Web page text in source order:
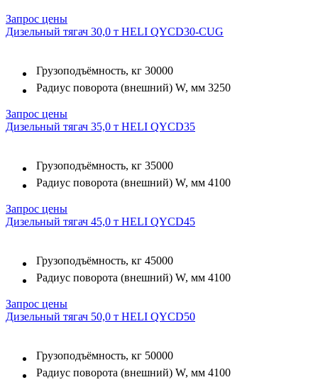
Запрос цены
Дизельный тягач 30,0 т HELI QYCD30-CUG
Грузоподъёмность, кг 30000
Радиус поворота (внешний) W, мм 3250
Запрос цены
Дизельный тягач 35,0 т HELI QYCD35
Грузоподъёмность, кг 35000
Радиус поворота (внешний) W, мм 4100
Запрос цены
Дизельный тягач 45,0 т HELI QYCD45
Грузоподъёмность, кг 45000
Радиус поворота (внешний) W, мм 4100
Запрос цены
Дизельный тягач 50,0 т HELI QYCD50
Грузоподъёмность, кг 50000
Радиус поворота (внешний) W, мм 4100